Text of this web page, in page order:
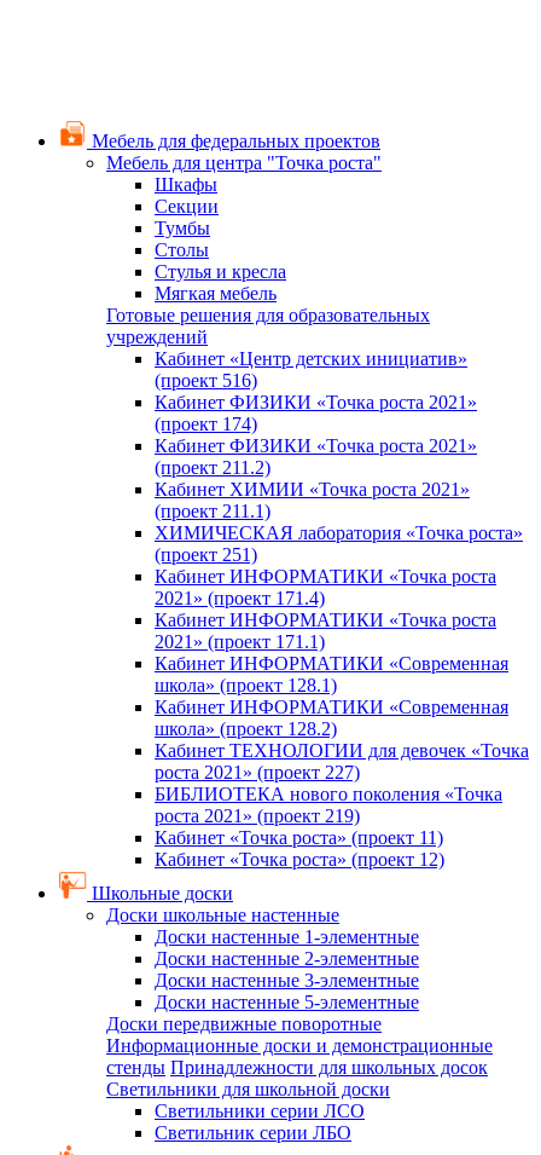
Мебель для федеральных проектов
Мебель для центра "Точка роста"
Шкафы
Секции
Тумбы
Столы
Стулья и кресла
Мягкая мебель
Готовые решения для образовательных
учреждений
Кабинет «Центр детских инициатив»
(проект 516)
Кабинет ФИЗИКИ «Точка роста 2021»
(проект 174)
Кабинет ФИЗИКИ «Точка роста 2021»
(проект 211.2)
Кабинет ХИМИИ «Точка роста 2021»
(проект 211.1)
ХИМИЧЕСКАЯ лаборатория «Точка роста»
(проект 251)
Кабинет ИНФОРМАТИКИ «Точка роста
2021» (проект 171.4)
Кабинет ИНФОРМАТИКИ «Точка роста
2021» (проект 171.1)
Кабинет ИНФОРМАТИКИ «Современная
школа» (проект 128.1)
Кабинет ИНФОРМАТИКИ «Современная
школа» (проект 128.2)
Кабинет ТЕХНОЛОГИИ для девочек «Точка
роста 2021» (проект 227)
БИБЛИОТЕКА нового поколения «Точка
роста 2021» (проект 219)
Кабинет «Точка роста» (проект 11)
Кабинет «Точка роста» (проект 12)
Школьные доски
Доски школьные настенные
Доски настенные 1-элементные
Доски настенные 2-элементные
Доски настенные 3-элементные
Доски настенные 5-элементные
Доски передвижные поворотные
Информационные доски и демонстрационные
стенды Принадлежности для школьных досок
Светильники для школьной доски
Светильники серии ЛСО
Светильник серии ЛБО